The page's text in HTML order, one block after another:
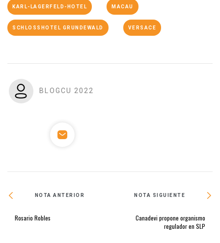
KARL-LAGERFELD-HOTEL MACAU
SCHLOSSHOTEL GRUNDEWALD VERSACE
BLOGCU 2022
NOTA ANTERIOR
Rosario Robles
NOTA SIGUIENTE
Canadevi propone organismo
regulador en SLP